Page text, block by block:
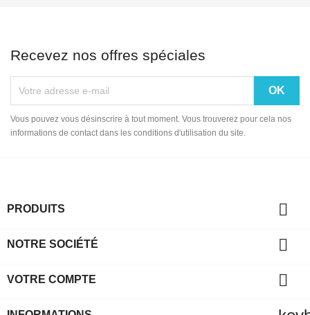
Recevez nos offres spéciales
Vous pouvez vous désinscrire à tout moment. Vous trouverez pour cela nos
informations de contact dans les conditions d'utilisation du site.
PRODUITS 
NOTRE SOCIÉTÉ 
VOTRE COMPTE 